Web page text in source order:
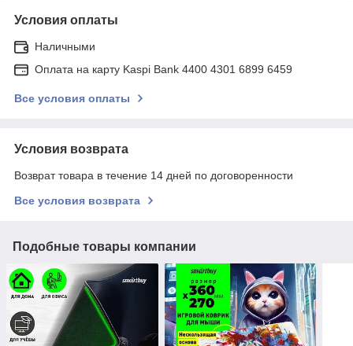
Условия оплаты
Наличными
Оплата на карту Kaspi Bank 4400 4301 6899 6459
Все условия оплаты
Условия возврата
Возврат товара в течение 14 дней по договоренности
Все условия возврата
Подобные товары компании